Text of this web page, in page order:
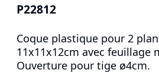
P22812
Coque plastique pour 2
11x11x12cm avec feuillage
Ouverture pour tige ø4cm.